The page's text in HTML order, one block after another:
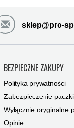
sklep@pro-
BEZPIECZNE ZAKUPY
Polityka prywatności
Zabezpieczenie paczki
Wyłącznie oryginalne
Opinie